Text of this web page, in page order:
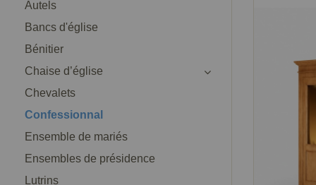
Autels
Bancs d'église
Bénitier
Chaise d’église
Chevalets
Confessionnal
Ensemble de mariés
Ensembles de présidence
Lutrins